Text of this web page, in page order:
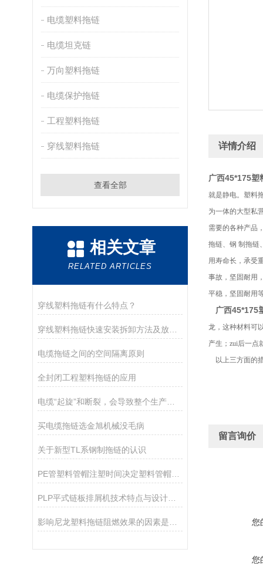
电缆塑料拖链
电缆坦克链
万向塑料拖链
电缆保护拖链
工程塑料拖链
穿线塑料拖链
查看全部
相关文章
RELATED ARTICLES
穿线塑料拖链有什么特点？
电缆拖链之间的空间隔离原则
全封闭工程塑料拖链的应用
电缆“起旋”和断裂，会导致整个生产线停产
买电缆拖链选金旭机械没毛病
关于新型TL系钢制拖链的认识
PE管塑料管帽注塑时间决定塑料管帽成本
PLP平式链板排屑机技术特点与设计参数
详情介绍
广西45*175塑
就是静电。塑料
为一体的大型私
需要的各种产品
拖链、钢 制拖链
用寿命长，承受
事故，坚固耐用
平稳，坚固耐用
广西45*175
龙，这种材料可
产生；zui后一点
以上三方面的
留言询价
您
您